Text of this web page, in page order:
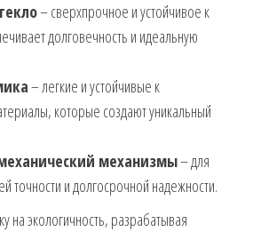
– сверхпрочное и устойчивое к
долговечность и идеальную
– легкие и устойчивые к
которые создают уникальный
механизмы– для
точности и долгосрочной надежности.
на экологичность, разрабатывая